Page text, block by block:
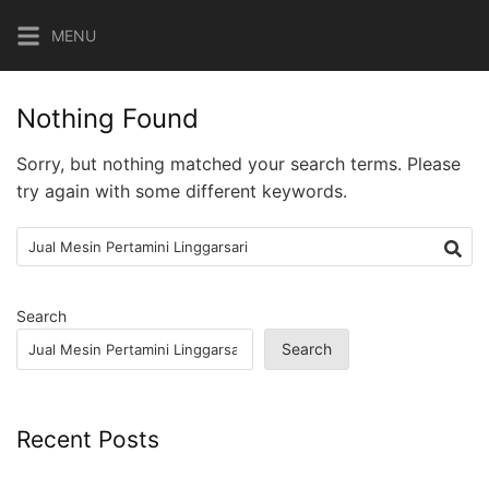
content
MENU
Nothing Found
Sorry, but nothing matched your search terms. Please
try again with some different keywords.
Search
for:
Search
Search
Recent Posts